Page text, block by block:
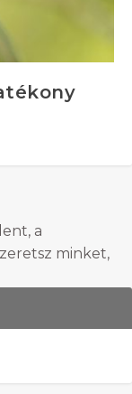
a
minket,